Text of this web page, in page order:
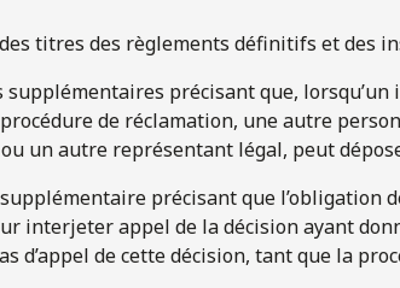
titres des règlements définitifs et des
précisant que, lorsqu’un
de réclamation, une autre
un autre représentant légal, peut
précisant que l’obligation
interjeter appel de la décision ayant
d’appel de cette décision, tant que la